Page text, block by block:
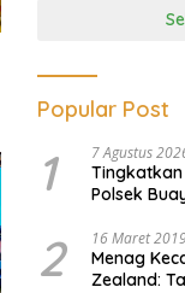
Popular Post
1 7 Agustus
Polsek
2 16 Maret
Menag
Zealand: